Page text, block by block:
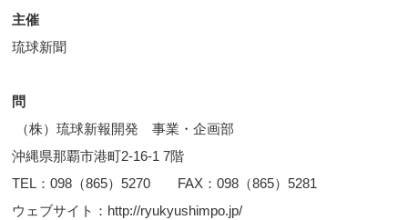
主催
琉球新聞
問
（株）琉球新報開発 事業・企画部
沖縄県那覇市港町2-16-1 7階
TEL：098（865）5270 FAX：098（865）5281
ウェブサイト：http://ryukyushimpo.jp/